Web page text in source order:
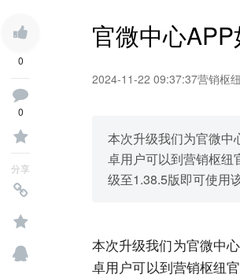
0
0
分享
官微中心
2024-11-22 09:37:37营销枢
本次升级我们为官微中
卓用户可以到营销枢纽
级至1.38.5版即可使用
本次升级我们为官微中
卓用户可以到营销枢纽